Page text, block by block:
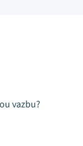
vazbu?